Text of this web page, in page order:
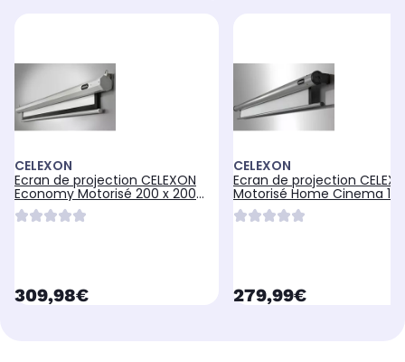
CELEXON
Ecran de projection CELEXON
Economy Motorisé 200 x 200
cm
currentPrice
309,98€
CELEXON
Ecran de projection
Motorisé Home Cinema
102 cm
currentPrice
279,99€